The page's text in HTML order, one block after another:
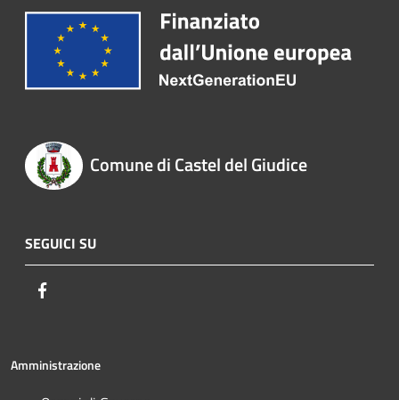
Comune di Castel del Giudice
SEGUICI SU
Amministrazione